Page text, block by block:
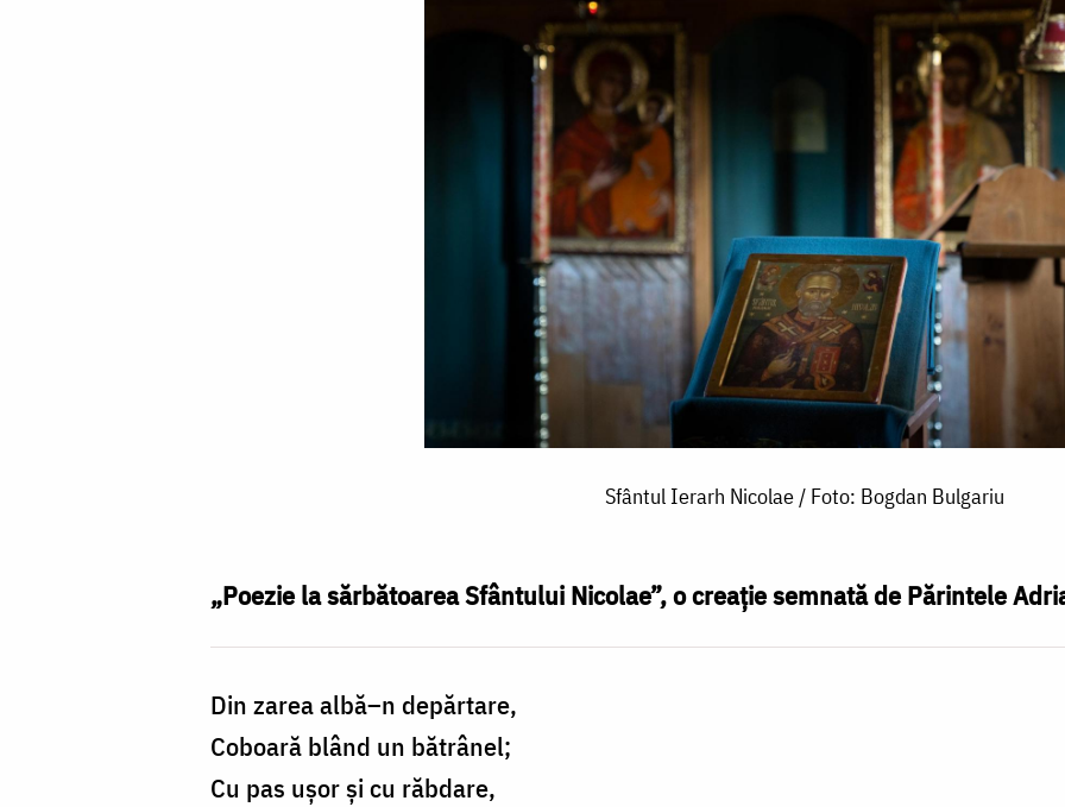
Sfântul Ierarh Nicolae / Foto: Bogdan Bulgariu
„Poezie la sărbătoarea Sfântului Nicolae”, o creație semnată de Părintele
Din zarea albă–n depărtare,
Coboară blând un bătrânel;
Cu pas ușor și cu răbdare,